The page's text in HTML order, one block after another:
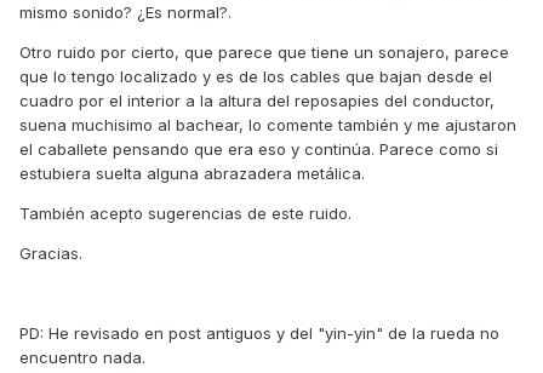
mismo sonido? ¿Es normal?.
Otro ruido por cierto, que parece que tiene un sonajero, parece
que lo tengo localizado y es de los cables que bajan desde el
cuadro por el interior a la altura del reposapies del conductor,
suena muchisimo al bachear, lo comente también y me ajustaron
el caballete pensando que era eso y continúa. Parece como si
estubiera suelta alguna abrazadera metálica.
También acepto sugerencias de este ruido.
Gracias.
PD: He revisado en post antiguos y del "yin-yin" de la rueda no
encuentro nada.